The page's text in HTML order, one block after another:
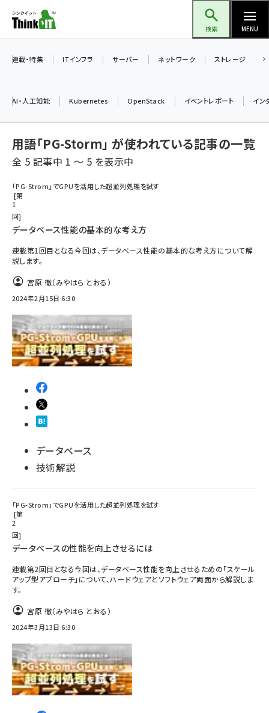
ン
ツ
検索 MENU
加藤銘のチーム貢献～仲間と築いた勝利の絆～ (2315)
iot女子会 (2281)
drupal (1956)
genai (1484)
連載・特集 ITインフラ サーバー ネットワーク ストレージ
AI・人工知能 Kubernetes OpenStack イベントレポート イン
用語「PG-Storm」 が使われている記事の一覧
全 5 記事中 1 ～ 5 を表示中
「PG-Strom」でGPUを活用した超並列処理を試す
第
1
回
データベース性能の基本的な考え方
連載第1回目となる今回は、データベース性能の基本的な考え方について解
説します。
宮原 徹（みやはら とおる）
2024年2月15日 6:30
データベース
技術解説
「PG-Strom」でGPUを活用した超並列処理を試す
第
2
回
データベースの性能を向上させるには
連載第2回目となる今回は、データベース性能を向上させるための「スケール
アップ型アプローチ」について、ハードウェアとソフトウェア両面から解説しま
す。
宮原 徹（みやはら とおる）
2024年3月13日 6:30